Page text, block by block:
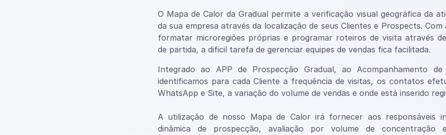
O Mapa de Calor da Gradual permite a verificação visual geográfica da
da sua empresa através da localização de seus Clientes e Prospects. Com
formatar microregiões próprias e programar roteiros de visita através
de partida, a dificil tarefa de gerenciar equipes de vendas fica facilitada.
Integrado ao APP de Prospecção Gradual, ao Acompanhamento
identificamos para cada Cliente a frequência de visitas, os contatos
WhatsApp e Site, a variação do volume de vendas e onde está inserido
A utilização de nosso Mapa de Calor irá fornecer aos responsáveis
dinâmica de prospecção, avaliação por volume de concentração